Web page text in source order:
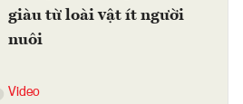
giàu từ loài vật ít người
nuôi
Video